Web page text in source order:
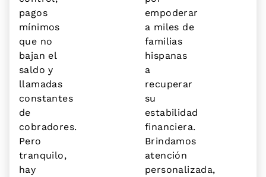
pagos
mínimos
que no
bajan el
saldo y
llamadas
constantes
de
cobradores.
Pero
tranquilo,
hay
empoderar
a miles de
familias
hispanas
a
recuperar
su
estabilidad
financiera.
Brindamos
atención
personalizada,